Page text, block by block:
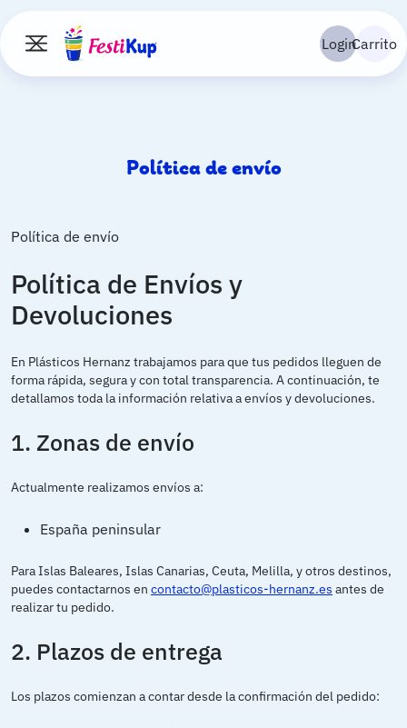
Toggle navigation LoginCarrito
Política de envío
Política de envío
Política de Envíos y
Devoluciones
En Plásticos Hernanz trabajamos para que tus pedidos lleguen de
forma rápida, segura y con total transparencia. A continuación, te
detallamos toda la información relativa a envíos y devoluciones.
1. Zonas de envío
Actualmente realizamos envíos a:
España peninsular
Para Islas Baleares, Islas Canarias, Ceuta, Melilla, y otros destinos,
puedes contactarnos en contacto@plasticos-hernanz.es antes de
realizar tu pedido.
2. Plazos de entrega
Los plazos comienzan a contar desde la confirmación del pedido: